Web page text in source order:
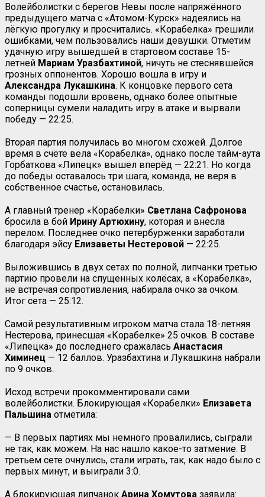
Волейболистки с берегов Невы после напряжённого
предыдущего матча с «Атомом-Курск» надеялись на
лёгкую прогулку и просчитались. «Корабелка» грешили
ошибками, чем пользовались наши девушки. Отметим
удачную игру вышедшей в стартовом составе 15-
летней Мариам Уразбахтиной, ничуть не стеснявшейся
грозных оппонентов. Хорошо вошла в игру и
Александра Лукашкина. К концовке первого сета
команды подошли вровень, однако более опытные
соперницы сумели наладить игру в атаке и вырвали
победу — 22:25.
Вторая партия получилась во многом схожей. Долгое
время в счёте вела «Корабелка», однако после тайм-аута
Горбаткова «Липецк» вышел вперёд — 22:21. Но когда
до победы оставалось три шага, команда, не веря в
собственное счастье, остановилась.
А главный тренер «Корабелки» Светлана Сафронова
бросила в бой Ирину Артюхину, которая и внесла
перелом. Последнее очко петербурженки заработали
благодаря эйсу Елизаветы Нестеровой — 22:25.
Выложившись в двух сетах по полной, липчанки третью
партию провели на спущенных колёсах, а «Корабелка»,
не встречая сопротивления, набирала очко за очком.
Итог сета — 25:12.
Самой результативным игроком матча стала 18-летняя
Нестерова, принесшая «Корабелке» 25 очков. В составе
«Липецка» до последнего сражалась Анастасия
Химинец — 12 баллов. Уразбахтина и Лукашкина набрали
по 9 очков.
Исход встречи прокомментировали сами
волейболистки. Блокирующая «Корабелки» Елизавета
Пальшина отметила:
— В первых партиях мы немного провалились, сыграли
не так, как можем. На нас нашло какое-то затмение. В
третьем сете очнулись, стали играть, так, как надо было с
первых минут, и выиграли 3:0.
А блокирующая липчанок Арина Хомутова заявила: